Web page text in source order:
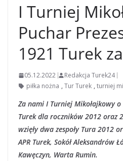
I Turniej
Puchar
1921 Turek
05.12.2022
Redakcja Turek24
piłka nożna , Tur Turek , turniej
Za nami I Turniej Mikołajkowy
Turek dla roczników 2012 oraz
wzięły dwa zespoły Tura 2012
APR Turek, Sokół Aleksandrów
Kawęczyn, Warta Rumin.